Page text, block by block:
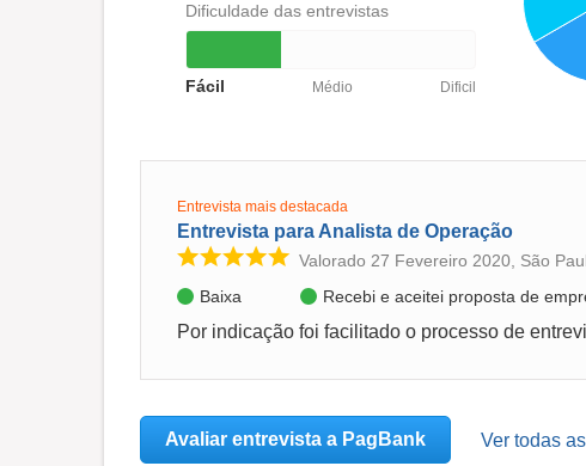
Dificuldade das entrevistas
Fácil Médio Dificil
Entrevista mais destacada
Entrevista para Analista de Operação
Valorado 27 Fevereiro 2020, São
Baixa
Recebi e aceitei proposta de
Avaliar entrevista a PagBank Ver todas